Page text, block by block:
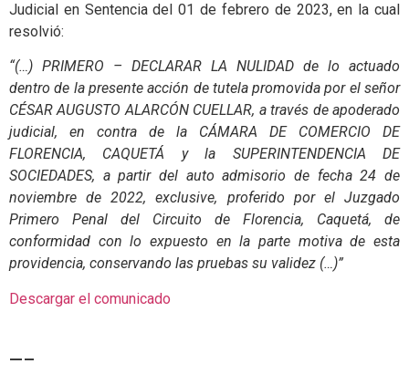
Judicial en Sentencia del 01 de febrero de 2023, en la cual
resolvió:
“(…) PRIMERO – DECLARAR LA NULIDAD de lo actuado
dentro de la presente acción de tutela promovida por el señor
CÉSAR AUGUSTO ALARCÓN CUELLAR, a través de apoderado
judicial, en contra de la CÁMARA DE COMERCIO DE
FLORENCIA, CAQUETÁ y la SUPERINTENDENCIA DE
SOCIEDADES, a partir del auto admisorio de fecha 24 de
noviembre de 2022, exclusive, proferido por el Juzgado
Primero Penal del Circuito de Florencia, Caquetá, de
conformidad con lo expuesto en la parte motiva de esta
providencia, conservando las pruebas su validez (…)”
Descargar el comunicado
—–